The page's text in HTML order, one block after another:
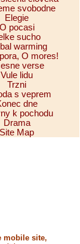
svobodne
Elegie
O pocasi
sucho
warming
O mores!
verse
Vule lidu
Trzni
s veprem
dne
k pochodu
Drama
Site Map
mobile site,